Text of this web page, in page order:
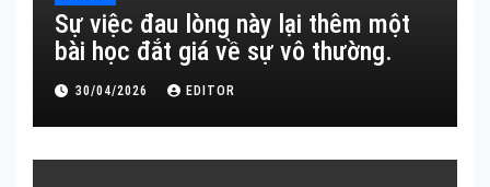
Sự việc đau lòng này lại thêm một
bài học đắt giá về sự vô thường.
30/04/2026 EDITOR